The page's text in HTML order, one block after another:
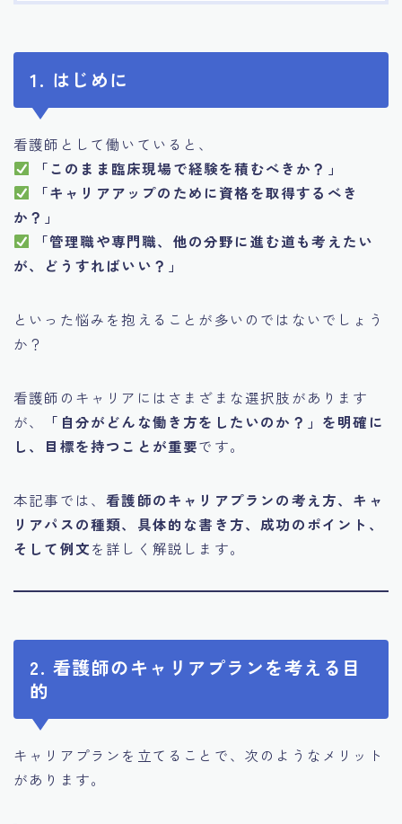
1. はじめに
看護師として働いていると、
「このまま臨床現場で経験を積むべきか？」
「キャリアアップのために資格を取得するべき
か？」
「管理職や専門職、他の分野に進む道も考えたい
が、どうすればいい？」
といった悩みを抱えることが多いのではないでしょう
か？
看護師のキャリアにはさまざまな選択肢があります
が、
「自分がどんな働き方をしたいのか？」を明確に
し、目標を持つことが重要です。
本記事では、看護師のキャリアプランの考え方、キャ
リアパスの種類、具体的な書き方、成功のポイント、
そして例文を詳しく解説します。
2. 看護師のキャリアプランを考える目
的
キャリアプランを立てることで、次のようなメリット
があります。